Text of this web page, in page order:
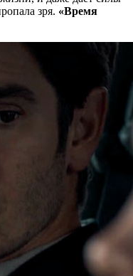
зря. «Время